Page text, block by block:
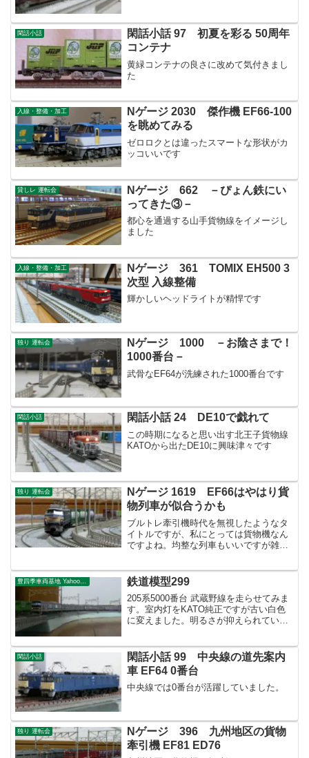
閑話小話
閑話小話 97 初夏を彩る 50周年
コンテナ
黄緑コンテナの良さに改めて気付きまし
た
入線・整備・加工
Nゲージ 2030 傑作機 EF66-100
を眺めてみる
ゼロロクとは違ったスマートな形状がカ
ッコいいです
貸しレ 運転会
Nゲージ 662 －ぴょん鉄にい
ってきた③－
都心を通過する山手貨物線をイメージし
ました
入線・整備・加工
Nゲージ 361 TOMIX EH500 3
次型 入線整備
輝かしいヘッドライトが精悍です
独り 運転会
Nゲージ 1000 －お陰さまで！
1000番台－
武骨なEF64が洗練された1000番台です
閑話小話 閑話小話 24 DE10で戯れて
この時期になると思い出す北王子貨物線
KATOから出たDE10に興味津々です
独り 運転会
Nゲージ 1619 EF66はやはり貨
物列車が似合うかも
ブルトレ牽引機時代を無視したようなタ
イトルですが、私にとっては貨物機なん
ですよね。均整な列車もいいですが雑多
鉄道模型299
205系5000番台 武蔵野線を走らせてみま
す。室内灯をKATO純正ですが古い白色
に変えました。明るさが抑えられていい
閑話小話
閑話小話 99 中央線の道先案内
車 EF64 0番台
中央線では0番台が活躍していました。
独り 運転会
Nゲージ 396 九州地区の貨物
牽引機 EF81 ED76